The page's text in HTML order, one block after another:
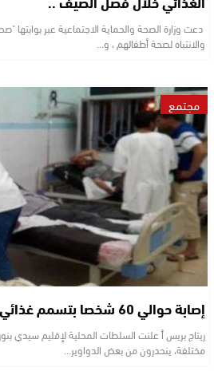
دعت وزارة الصحة والحماية الاجتماعية عبر بوابتها
والانتباه لصحة أطفالهم ، و…
مجتمع
إصابة حوالي 60 شخصا بتسمم غذائي بسيدي بنور
مختلفة، ينحدرون من بعض الدواوير…